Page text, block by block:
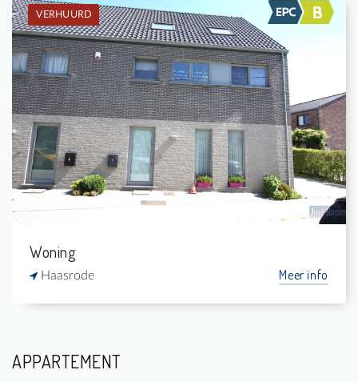
VERHUURD
Verhuurd: Hoekwoning
3
-
1
160 m²
Woning
Haasrode Meer info
APPARTEMENT